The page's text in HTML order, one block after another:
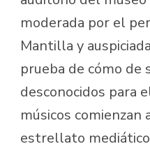
moderada por el
Mantilla y
prueba de cómo de
desconocidos para
músicos comienzan
estrellato